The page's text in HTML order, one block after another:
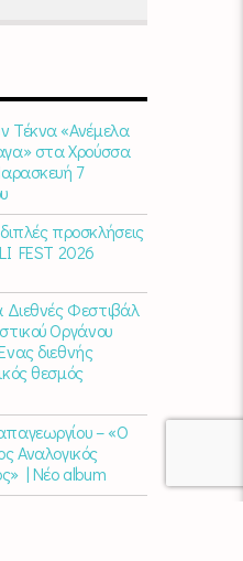
αρμονικά,
στονEmpneusi
Τέκνα «Ανέμελα
στα Χρούσσα
7
προσκλήσεις
FEST 2026
Διεθνές Φεστιβάλ
Οργάνου
διεθνής
θεσμός
– «Ο
Αναλογικός
| Νέο album